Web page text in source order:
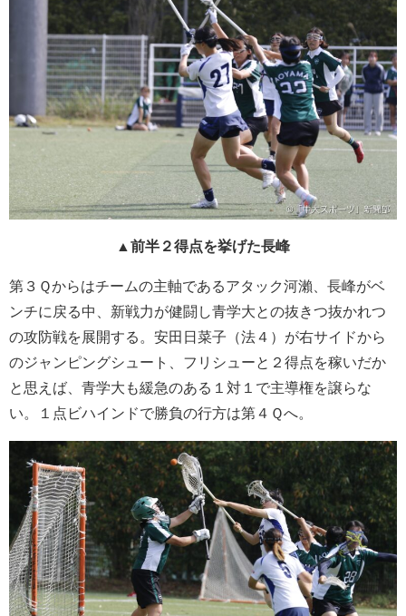
▲前半２得点を挙げた長峰
第３Ｑからはチームの主軸であるアタック河瀨、長峰がベ
ンチに戻る中、新戦力が健闘し青学大との抜きつ抜かれつ
の攻防戦を展開する。安田日菜子（法４）が右サイドから
のジャンピングシュート、フリシューと２得点を稼いだか
と思えば、青学大も緩急のある１対１で主導権を譲らな
い。１点ビハインドで勝負の行方は第４Ｑへ。